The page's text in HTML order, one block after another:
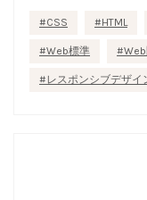
CSS HTML
Web標準
レスポンシブデザイ